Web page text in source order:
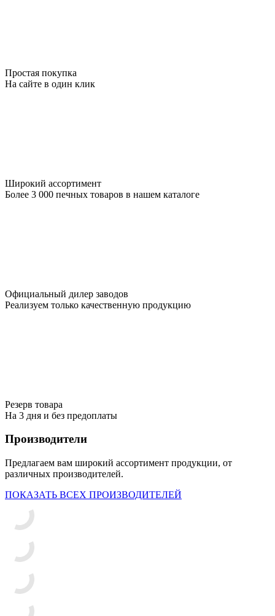
Простая покупка
На сайте в один клик
Широкий ассортимент
Более 3 000 печных товаров в нашем каталоге
Официальный дилер заводов
Реализуем только качественную продукцию
Резерв товара
На 3 дня и без предоплаты
Производители
Предлагаем вам широкий ассортимент продукции, от
различных производителей.
ПОКАЗАТЬ ВСЕХ ПРОИЗВОДИТЕЛЕЙ